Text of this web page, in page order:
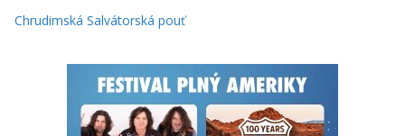
Chrudimská Salvátorská pouť